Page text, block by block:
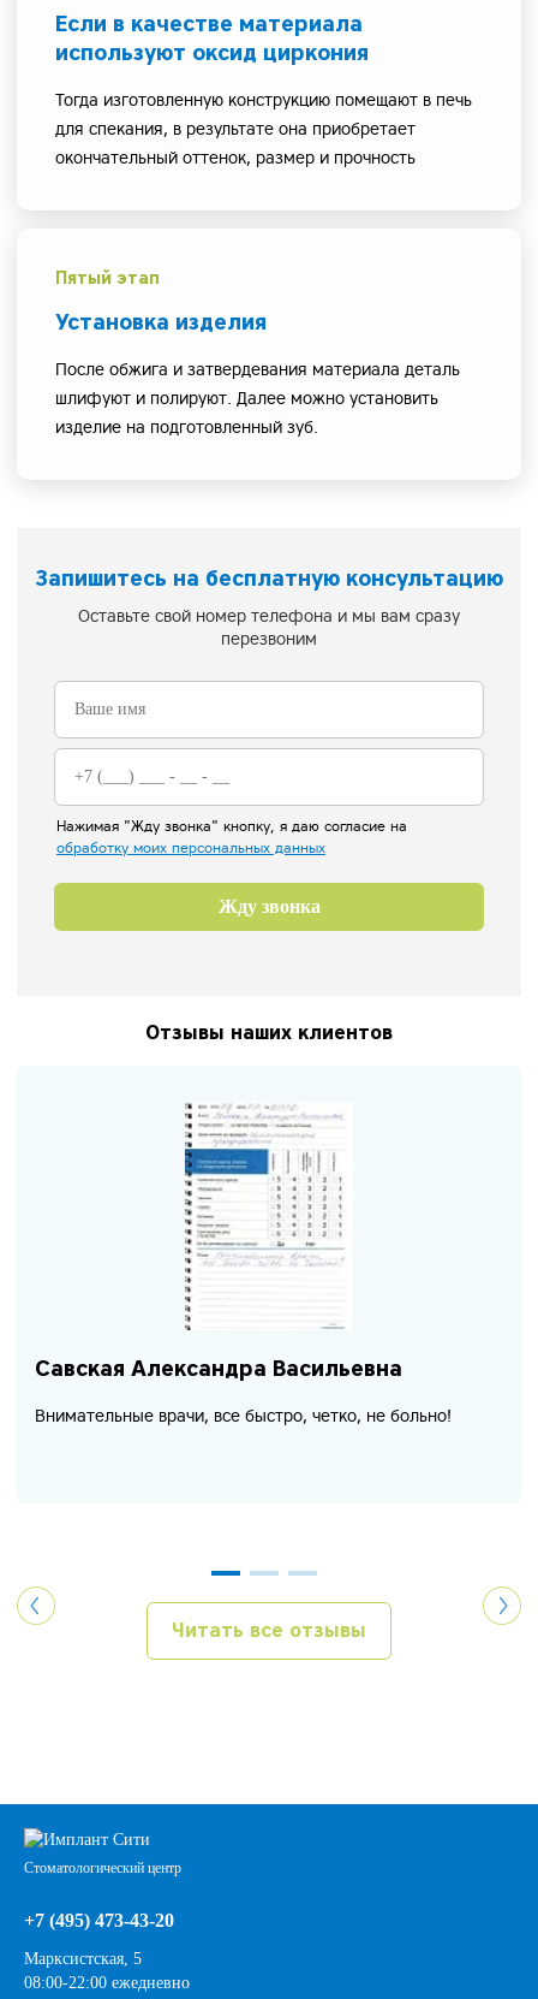
Если в качестве материала
используют оксид циркония
Тогда изготовленную конструкцию помещают в печь
для спекания, в результате она приобретает
окончательный оттенок, размер и прочность
Пятый этап
Установка изделия
После обжига и затвердевания материала деталь
шлифуют и полируют. Далее можно установить
изделие на подготовленный зуб.
Запишитесь на бесплатную консультацию
Оставьте свой номер телефона и мы вам сразу
перезвоним
Жду звонка
Нажимая "Жду звонка" кнопку, я даю согласие на
обработку моих персональных данных
Отзывы наших клиентов
Савская Александра Васильевна
Внимательные врачи, все быстро, четко, не больно!
Читать все отзывы
Стоматологический центр
+7 (495) 473-43-20
Марксистская, 5
08:00-22:00 ежедневно